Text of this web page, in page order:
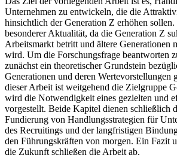
Unternehmen zu entwickeln, die die
hinsichtlich der Generation Z erhöhen
besonderer Aktualität, da die Generation Z
Arbeitsmarkt betritt und ältere Generationen
wird. Um die Forschungsfrage beantworten
zunächst ein theoretischer Grundstein
Generationen und deren Wertevorstellungen
dieser Arbeit ist weitgehend die Zielgruppe
wird die Notwendigkeit eines gezielten und
vorgestellt. Beide Kapitel dienen schließlich
Fundierung von Handlungsstrategien für
des Recruitings und der langfristigen
den Führungskräften von morgen. Ein Fazit
die Zukunft schließen die Arbeit ab.